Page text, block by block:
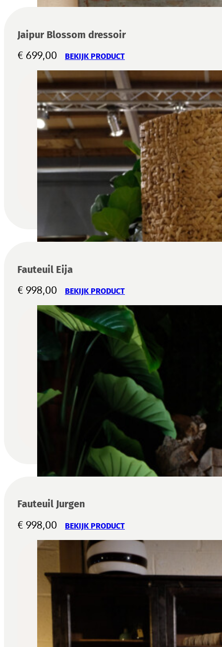
Jaipur Blossom dressoir
€ 699,00 BEKIJK PRODUCT
Fauteuil Eija
€ 998,00 BEKIJK PRODUCT
Fauteuil Jurgen
€ 998,00 BEKIJK PRODUCT